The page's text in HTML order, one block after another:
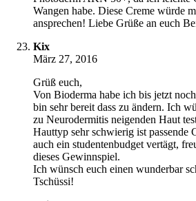
Wangen habe. Diese Creme würde
ansprechen! Liebe Grüße an euch
Kix
März 27, 2016
Grüß euch,
Von Bioderma habe ich bis jetzt
bin sehr bereit dass zu ändern. Ich
zu Neurodermitis neigenden Haut
Hauttyp sehr schwierig ist passende
auch ein studentenbudget vertägt,
dieses Gewinnspiel.
Ich wünsch euch einen wunderbar
Tschüssi!